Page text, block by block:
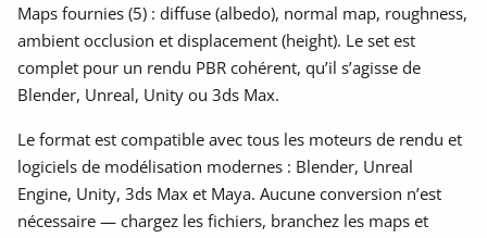
Maps fournies (5) : diffuse (albedo), normal map, roughness,
ambient occlusion et displacement (height). Le set est
complet pour un rendu PBR cohérent, qu’il s’agisse de
Blender, Unreal, Unity ou 3ds Max.
Le format est compatible avec tous les moteurs de rendu et
logiciels de modélisation modernes : Blender, Unreal
Engine, Unity, 3ds Max et Maya. Aucune conversion n’est
nécessaire — chargez les fichiers, branchez les maps et